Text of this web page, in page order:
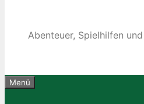
Abenteuer, Spielhilfen
Menü